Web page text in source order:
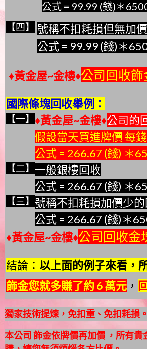
公式 = 99.99 (錢)＊
【四】
號稱不扣耗損但無加
公式 = 99.99 (錢)＊
♦黃金屋~金樓♦公司回收飾
國際條塊回收舉例：
【一】 ♦黃金屋~金樓♦公司的
假設當天買進牌價 每
公式 = 266.67 (錢) ＊
【二】 一般銀樓回收
公式 = 266.67 (錢) ＊
【三】 號稱不扣耗損加價少
公式 = 266.67 (錢)＊
♦黃金屋~金樓♦公司回收金
結論： 以上面的例子來看 ，
飾金您就多賺了約 6 萬元 ，
獨家技術提煉，免扣重、免扣耗損。
本公司 飾金依牌價再加價 ，所有貴